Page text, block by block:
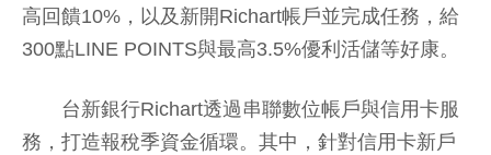
高回饋10%，以及新開Richart帳戶並完成任務，給
300點LINE POINTS與最高3.5%優利活儲等好康。
台新銀行Richart透過串聯數位帳戶與信用卡服
務，打造報稅季資金循環。其中，針對信用卡新戶